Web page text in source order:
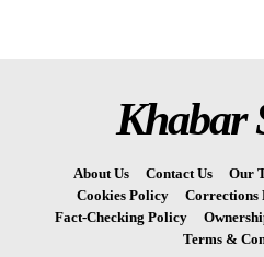
Khabar
About Us Contact Us Our
Cookies Policy
Corrections
Fact-Checking Policy
Terms &